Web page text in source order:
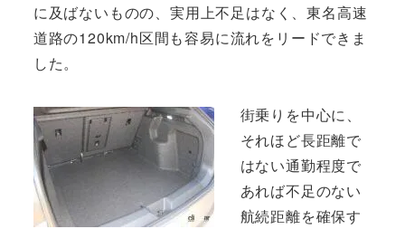
に及ばないものの、実用上不足はなく、東名高速
道路の120km/h区間も容易に流れをリードできま
した。
街乗りを中心に、
それほど長距離で
はない通勤程度で
あれば不足のない
航続距離を確保す